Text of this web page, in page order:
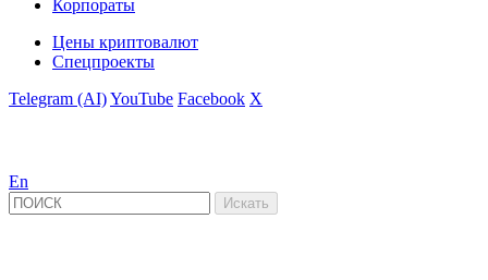
Корпораты
Цены криптовалют
Спецпроекты
Telegram (AI)YouTube Facebook X
En